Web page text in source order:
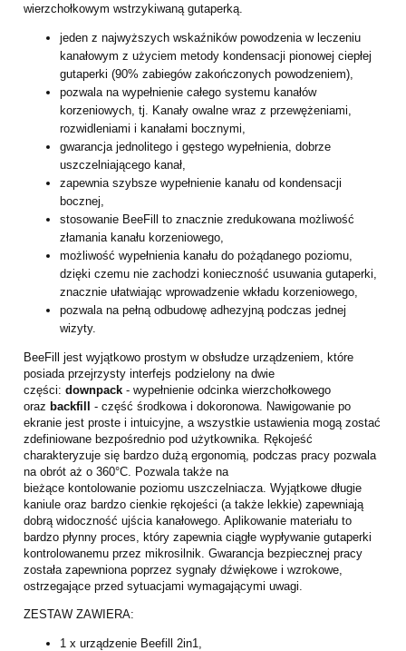
wierzchołkowym wstrzykiwaną gutaperką.
jeden z najwyższych wskaźników powodzenia w leczeniu
kanałowym z użyciem metody kondensacji pionowej ciepłej
gutaperki (90% zabiegów zakończonych powodzeniem),
pozwala na wypełnienie całego systemu kanałów
korzeniowych, tj. Kanały owalne wraz z przewężeniami,
rozwidleniami i kanałami bocznymi,
gwarancja jednolitego i gęstego wypełnienia, dobrze
uszczelniającego kanał,
zapewnia szybsze wypełnienie kanału od kondensacji
bocznej,
stosowanie BeeFill to znacznie zredukowana możliwość
złamania kanału korzeniowego,
możliwość wypełnienia kanału do pożądanego poziomu,
dzięki czemu nie zachodzi konieczność usuwania gutaperki,
znacznie ułatwiając wprowadzenie wkładu korzeniowego,
pozwala na pełną odbudowę adhezyjną podczas jednej
wizyty.
BeeFill jest wyjątkowo prostym w obsłudze urządzeniem, które
posiada przejrzysty interfejs podzielony na dwie
części: downpack - wypełnienie odcinka wierzchołkowego
oraz backfill
- część środkowa i dokoronowa. Nawigowanie po
ekranie jest proste i intuicyjne, a wszystkie ustawienia mogą zostać
zdefiniowane bezpośrednio pod użytkownika. Rękojeść
charakteryzuje się bardzo dużą ergonomią, podczas pracy pozwala
na obrót aż o 360°C. Pozwala także na
bieżące kontolowanie poziomu uszczelniacza. Wyjątkowe długie
kaniule oraz bardzo cienkie rękojeści (a także lekkie) zapewniają
dobrą widoczność ujścia kanałowego. Aplikowanie materiału to
bardzo płynny proces, który zapewnia ciągłe wypływanie gutaperki
kontrolowanemu przez mikrosilnik. Gwarancja bezpiecznej pracy
została zapewniona poprzez sygnały dźwiękowe i wzrokowe,
ostrzegające przed sytuacjami wymagającymi uwagi.
ZESTAW ZAWIERA:
1 x urządzenie Beefill 2in1,